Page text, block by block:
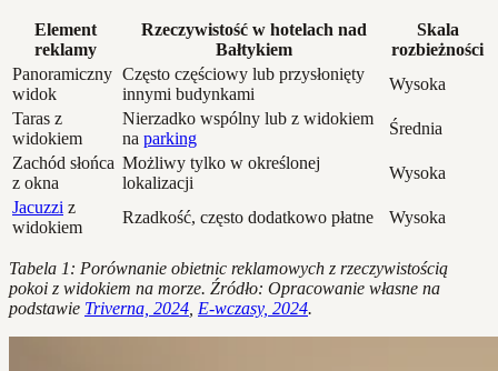
Element
reklamy
Rzeczywistość w hotelach nad
Bałtykiem
Skala
rozbieżności
Panoramiczny
widok
Często częściowy lub przysłonięty
innymi budynkami
Wysoka
Taras z
widokiem
Nierzadko wspólny lub z widokiem
na parking
Średnia
Zachód słońca
z okna
Możliwy tylko w określonej
lokalizacji
Wysoka
Jacuzzi z
widokiem
Rzadkość, często dodatkowo płatne Wysoka
Tabela 1: Porównanie obietnic reklamowych z rzeczywistością
pokoi z widokiem na morze. Źródło: Opracowanie własne na
podstawie Triverna, 2024 E-wczasy, 2024.